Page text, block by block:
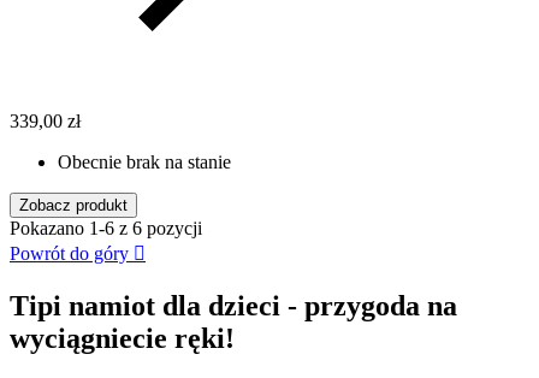
339,00 zł
Obecnie brak na stanie
Zobacz produkt
Pokazano 1-6 z 6 pozycji
Powrót do góry 
Tipi namiot dla dzieci - przygoda na
wyciągniecie ręki!